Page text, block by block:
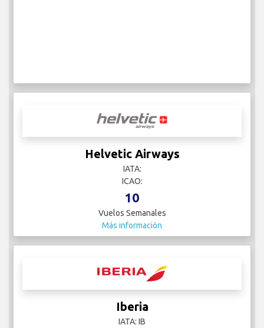
Helvetic Airways
IATA:
ICAO:
10
Vuelos Semanales
Más información
Iberia
IATA: IB